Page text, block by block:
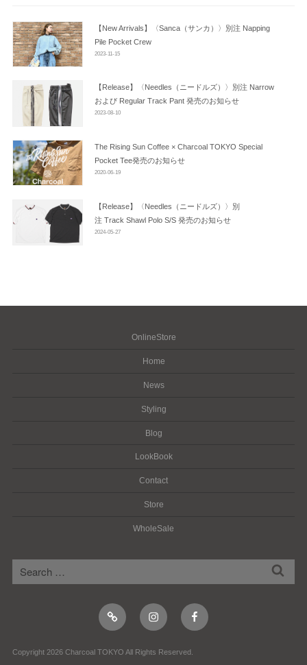
ン
【New Arrivals】〈Sanca（サンカ）〉別注 Napping
Pile Pocket Crew
2023-11-15
【Release】〈Needles（ニードルズ）〉別注 Narrow
および Regular Track Pant 発売のお知らせ
2023-08-10
The Rising Sun Coffee × Charcoal TOKYO Special
Pocket Tee発売のお知らせ
2020-06-19
【Release】〈Needles（ニードルズ）〉別
注 Track Shawl Polo S/S 発売のお知らせ
2024-05-27
OnlineStore
Home
News
Styling
Blog
LookBook
Contact
Store
WholeSale
索:
Online
Shop
InstagramFacebook
Copyright 2026 Charcoal TOKYO All Rights Reserved.